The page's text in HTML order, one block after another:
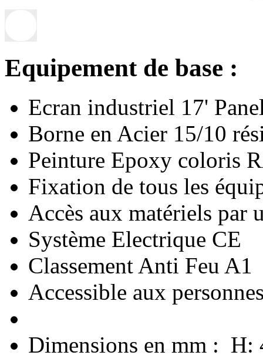
Equipement de base :
Ecran industriel 17'
Borne en Acier 15/10
Peinture Epoxy coloris
Fixation de tous les
Accès aux matériels par
Système Electrique CE
Classement Anti Feu A1
Accessible aux
Dimensions en mm : H: